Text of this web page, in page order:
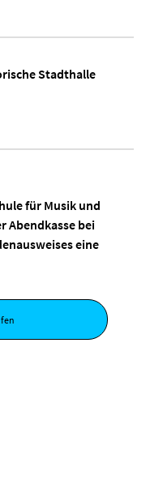
Stadthalle
für Musik und
Abendkasse bei
eine